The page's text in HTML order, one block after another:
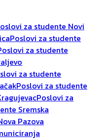
za studente Novi
Poslovi za studente
za studente
za studente
Poslovi za studente
Poslovi za
Sremska
Pazova